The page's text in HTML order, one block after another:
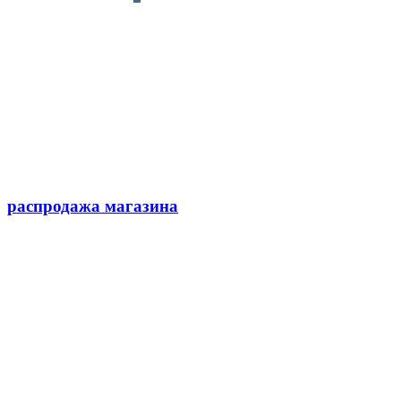
распродажа магазина